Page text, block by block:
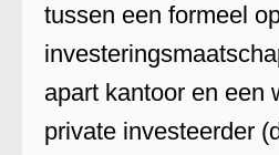
tussen een formeel
apart kantoor en een
private investeerder